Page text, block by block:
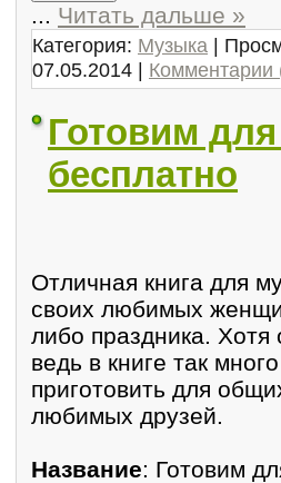
... Читать дальше »
Категория: Музыка |
07.05.2014 | Комментарии
Готовим
бесплатно
Отличная книга для
своих любимых
либо праздника.
ведь в книге так
приготовить для
любимых друзей.
Название: Готовим